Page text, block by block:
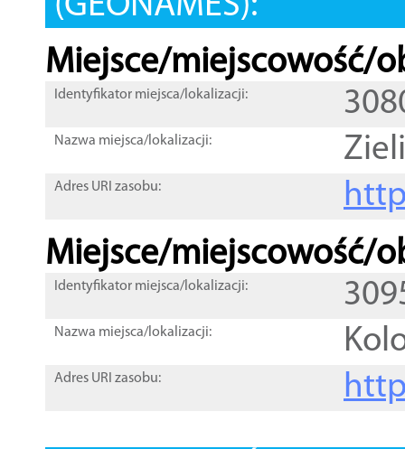
Miejsce/miejscowość/
Identyfikator miejsca/lokalizacji:
Nazwa miejsca/lokalizacji:
Adres URI zasobu:
Miejsce/miejscowość/
Identyfikator miejsca/lokalizacji:
Nazwa miejsca/lokalizacji:
Adres URI zasobu: